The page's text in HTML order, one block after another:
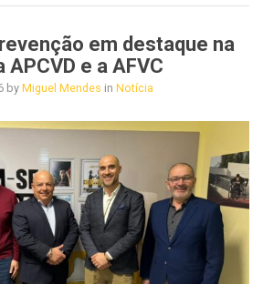
em destaque na
e a AFVC
by Miguel Mendes in Notícia